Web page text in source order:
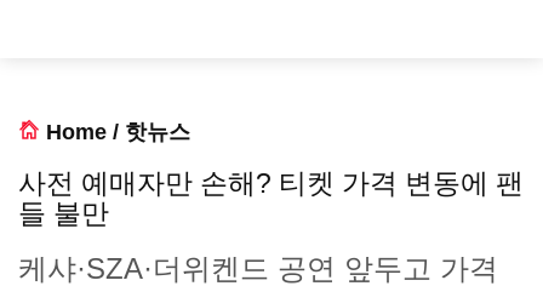
Home / 핫뉴스
사전 예매자만 손해? 티켓 가격 변동에 팬
들 불만
케샤·SZA·더위켄드 공연 앞두고 가격